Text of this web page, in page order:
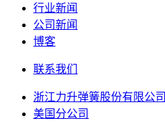
行业新闻
公司新闻
博客
联系我们
浙江力升弹簧股份有限公司
美国分公司